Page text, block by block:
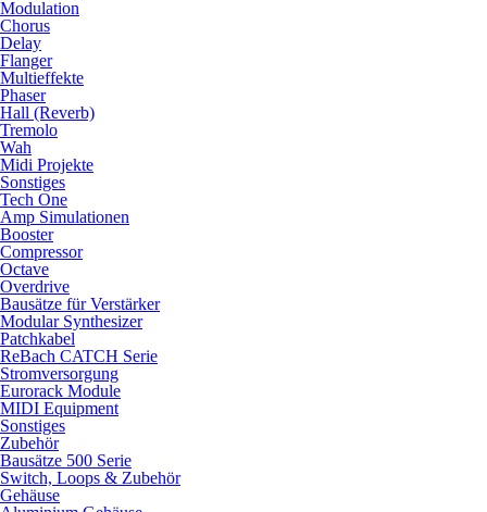
Modulation
Chorus
Delay
Flanger
Multieffekte
Phaser
Hall (Reverb)
Tremolo
Wah
Midi Projekte
Sonstiges
Tech One
Amp Simulationen
Booster
Compressor
Octave
Overdrive
Bausätze für Verstärker
Modular Synthesizer
Patchkabel
ReBach CATCH Serie
Stromversorgung
Eurorack Module
MIDI Equipment
Sonstiges
Zubehör
Bausätze 500 Serie
Switch, Loops & Zubehör
Gehäuse